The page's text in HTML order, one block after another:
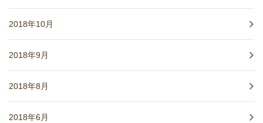
2018年10月
2018年9月
2018年8月
2018年6月